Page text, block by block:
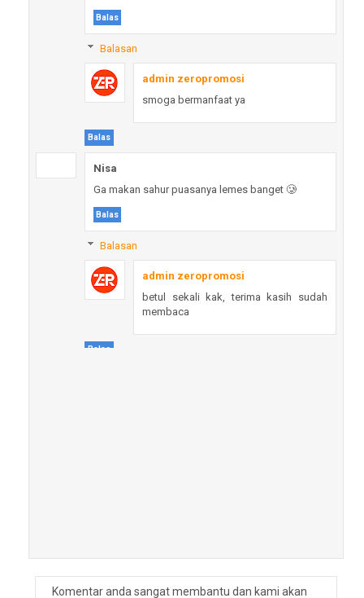
Balas
Balasan
admin zeropromosi
smoga bermanfaat ya
Balas
Nisa
Ga makan sahur puasanya lemes banget 🥲
Balas
Balasan
admin zeropromosi
betul sekali kak, terima kasih sudah
membaca
Balas
Komentar anda sangat membantu dan kami akan